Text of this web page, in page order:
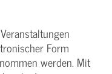
Form
werden. Mit